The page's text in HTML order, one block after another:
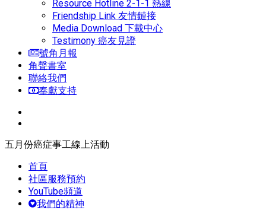
Resource Hotline 2-1-1 熱線
Friendship Link 友情鏈接
Media Download 下載中心
Testimony 癌友見證
號角月報
角聲書室
聯絡我們
奉獻支持
五月份癌症事工線上活動
首頁
社區服務預約
YouTube頻道
我們的精神